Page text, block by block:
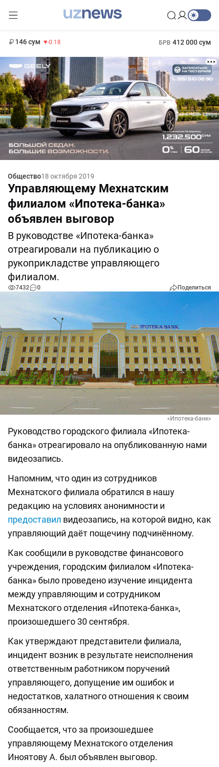
146 сум -0.18 БРВ 412 000 сум
Общество18 октября 2019
Управляющему Мехнатским
филиалом «Ипотека-банка»
объявлен выговор
В руководстве «Ипотека-банка»
отреагировали на публикацию о
рукоприкладстве управляющего
филиалом.
7432 0 Поделиться
«Ипотека-банк»
Руководство городского филиала «Ипотека-
банка» отреагировало на опубликованную нами
видеозапись.
Напомним, что один из сотрудников
Мехнатского филиала обратился в нашу
редакцию на условиях анонимности и
предоставил видеозапись, на которой видно, как
управляющий даёт пощечину подчинённому.
Как сообщили в руководстве финансового
учреждения, городским филиалом «Ипотека-
банка» было проведено изучение инцидента
между управляющим и сотрудником
Мехнатского отделения «Ипотека-банка»,
произошедшего 30 сентября.
Как утверждают представители филиала,
инцидент возник в результате неисполнения
ответственным работником поручений
управляющего, допущение им ошибок и
недостатков, халатного отношения к своим
обязанностям.
Сообщается, что за произошедшее
управляющему Мехнатского отделения
Иноятову А. был объявлен выговор.